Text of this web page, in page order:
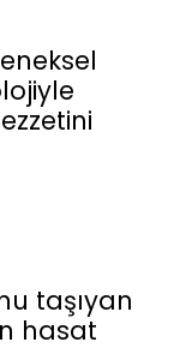
taşıyan
hasat